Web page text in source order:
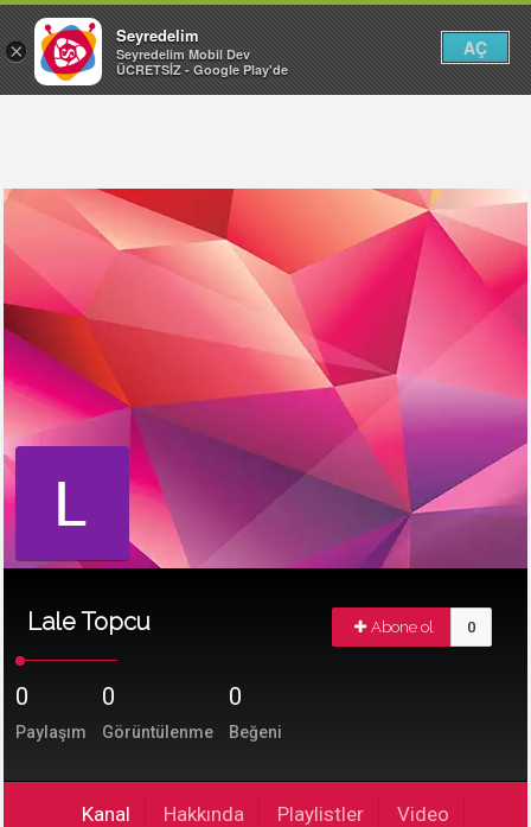
Lale Topcu Abone ol 0
0
Paylaşım
0
Görüntülenme
0
Beğeni
Kanal Hakkında Playlistler
Video
×
Seyredelim
Seyredelim Mobil Dev
ÜCRETSİZ - Google Play'de
AÇ